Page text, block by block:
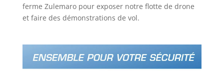
ferme Zulemaro pour exposer notre flotte de drone
et faire des démonstrations de vol.